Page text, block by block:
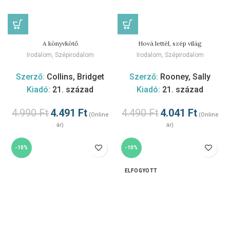
A könyvkötő
Irodalom Szépirodalom
Szerző: Collins, Bridget
Kiadó: 21. század
4.990Ft4.491 Ft (Online
ár)
Hová lettél, szép világ
Irodalom Szépirodalom
Szerző: Rooney, Sally
Kiadó: 21. század
4.490Ft4.041 Ft (Online
ár)
-10% -10%
ELFOGYOTT